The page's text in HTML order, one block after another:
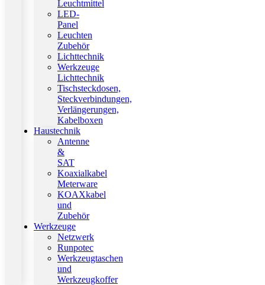
Leuchtmittel
LED-
Panel
Leuchten
Zubehör
Lichttechnik
Werkzeuge
Lichttechnik
Tischsteckdosen,
Steckverbindungen,
Verlängerungen,
Kabelboxen
Haustechnik
Antenne
&
SAT
Koaxialkabel
Meterware
KOAXkabel
und
Zubehör
Werkzeuge
Netzwerk
Runpotec
Werkzeugtaschen
und
Werkzeugkoffer